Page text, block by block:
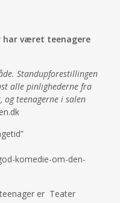
har været teenagere
Standupforestillingen
alle pinlighederne fra
og teenagerne i salen
komedie-om-den-
er Teater